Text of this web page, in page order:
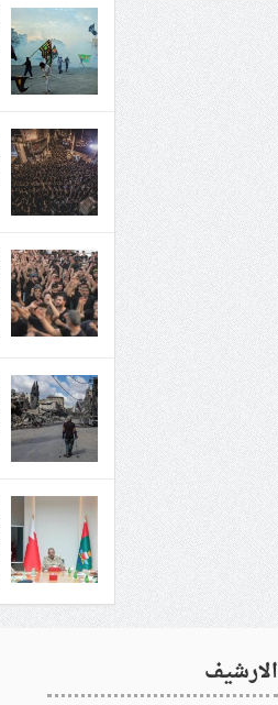
الارشيف